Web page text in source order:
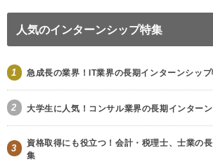
人気のインターンシップ特集
1 急成長の業界！IT業界の長期インターンシッ
2 大学生に人気！コンサル業界の長期インター
3
資格取得にも役立つ！会計・税理士、士業の
集